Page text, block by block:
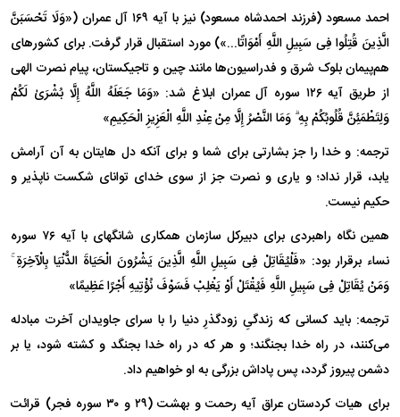
احمد مسعود (فرزند احمدشاه مسعود) نیز با آیه ۱۶۹ آل عمران («وَلَا تَحْسَبَنَّ
الَّذِینَ قُتِلُوا فِی سَبِیلِ اللَّهِ أَمْوَاتًا...») مورد استقبال قرار گرفت. برای کشور‌های
هم‌پیمان بلوک شرق و فدراسیون‌ها مانند چین و تاجیکستان، پیام نصرت الهی
از طریق آیه ۱۲۶ سوره آل عمران ابلاغ شد: «وَمَا جَعَلَهُ اللَّهُ إِلَّا بُشْرَىٰ لَکُمْ
وَلِتَطْمَئِنَّ قُلُوبُکُمْ بِهِ ۗ وَمَا النَّصْرُ إِلَّا مِنْ عِنْدِ اللَّهِ الْعَزِیزِ الْحَکِیمِ»
ترجمه: و خدا را جز بشارتی برای شما و برای آنکه دل هایتان به آن آرامش
یابد، قرار نداد؛ و یاری و نصرت جز از سوی خدای توانای شکست ناپذیر و
حکیم نیست.
همین نگاه راهبردی برای دبیرکل سازمان همکاری شانگهای با آیه ۷۶ سوره
نساء برقرار بود: «فَلْیُقَاتِلْ فِی سَبِیلِ اللَّهِ الَّذِینَ یَشْرُونَ الْحَیَاةَ الدُّنْیَا بِالْآخِرَةِ ۚ
وَمَنْ یُقَاتِلْ فِی سَبِیلِ اللَّهِ فَیُقْتَلْ أَوْ یَغْلِبْ فَسَوْفَ نُؤْتِیهِ أَجْرًا عَظِیمًا»
ترجمه: باید کسانی که زندگیِ زودگذرِ دنیا را با سرای جاویدان آخرت مبادله
می‌کنند، در راه خدا بجنگند؛ و هر که در راه خدا بجنگد و کشته شود، یا بر
دشمن پیروز گردد، پس پاداش بزرگی به او خواهیم داد.
برای هیات کردستان عراق آیه رحمت و بهشت (۲۹ و ۳۰ سوره فجر) قرائت